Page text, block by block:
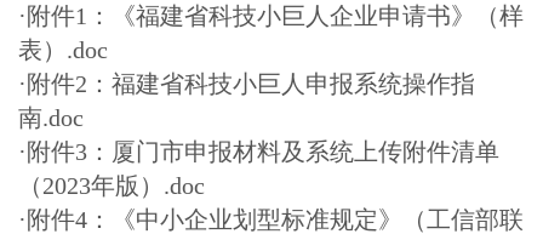
·附件1：《福建省科技小巨人企业申请书》（样
表）.doc
·附件2：福建省科技小巨人申报系统操作指
南.doc
·附件3：厦门市申报材料及系统上传附件清单
（2023年版）.doc
·附件4：《中小企业划型标准规定》（工信部联